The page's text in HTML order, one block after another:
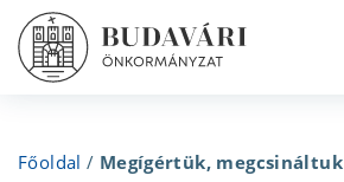
Főoldal / Megígértük, megcsináltuk